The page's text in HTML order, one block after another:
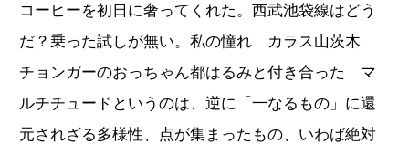
コーヒーを初日に奢ってくれた。西武池袋線はどう
だ？乗った試しが無い。私の憧れ カラス山茨木
チョンガーのおっちゃん都はるみと付き合った マ
ルチチュードというのは、逆に「一なるもの」に還
元されざる多様性、点が集まったもの、いわば絶対